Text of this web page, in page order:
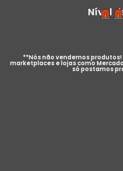
Nível
**Nós não vendemos
marketplaces e lojas como
só postamos